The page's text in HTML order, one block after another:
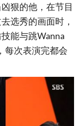
狠的他，在节目
选秀的画面时，
能与跳Wanna
每次表演完都会